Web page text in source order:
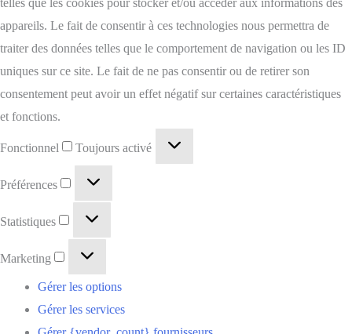
appareils. Le fait de consentir à ces technologies nous permettra de
traiter des données telles que le comportement de navigation ou les ID
uniques sur ce site. Le fait de ne pas consentir ou de retirer son
consentement peut avoir un effet négatif sur certaines caractéristiques
et fonctions.
Fonctionnel Toujours activé
Préférences
Statistiques
Marketing
Gérer les options
Gérer les services